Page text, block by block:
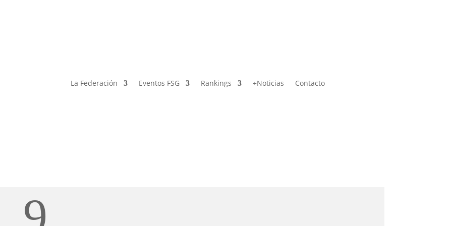
La Federación Eventos FSG Rankings +Noticias Contacto